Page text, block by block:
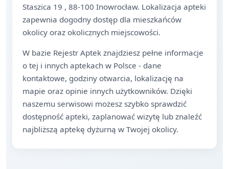
Staszica 19 , 88-100 Inowrocław. Lokalizacja apteki
zapewnia dogodny dostęp dla mieszkańców
okolicy oraz okolicznych miejscowości.
W bazie Rejestr Aptek znajdziesz pełne informacje
o tej i innych aptekach w Polsce - dane
kontaktowe, godziny otwarcia, lokalizację na
mapie oraz opinie innych użytkowników. Dzięki
naszemu serwisowi możesz szybko sprawdzić
dostępność apteki, zaplanować wizytę lub znaleźć
najbliższą aptekę dyżurną w Twojej okolicy.